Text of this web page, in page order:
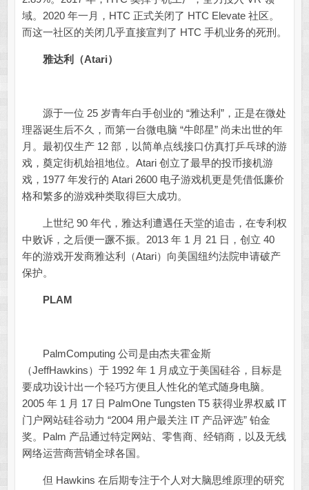
域。2020 年一月，HTC 正式关闭了 HTC Elevate 社区。
而这一社区的关闭几乎直接宣判了 HTC 手机业务的死刑。
雅达利（Atari）
源于一位 25 岁青年白手创业的 “雅达利”，正是在微处
理器诞生后不久，而第一台微电脑 “牛郎星” 尚未出世的年
月。最初仅生产 12 部，以简单点线接口仿真打乒乓球的游
戏，奠定街机始祖地位。Atari 创立了最早的投币接机游
戏，1977 年发行的 Atari 2600 电子游戏机更是凭借低廉价
格和繁多的游戏种类取得巨大成功。
上世纪 90 年代，雅达利遭遇任天堂的追击，在专利权
中败诉，之后便一蹶不振。2013 年 1 月 21 日，创立 40
年的游戏开发商雅达利（Atari）向美国纽约法院申请破产
保护。
PLAM
PalmComputing 公司是由杰夫霍金斯
（JeffHawkins）于 1992 年 1 月成立于美国硅谷，目标是
要成功设计出一个轻巧方便且人性化的笔式随身电脑。
2005 年 1 月 17 日 PalmOne Tungsten T5 获得业界权威 IT
门户网站硅谷动力 “2004 用户最关注 IT 产品评选” 铂金
奖。Palm 产品通过特定网站、零售商、经销商，以及无线
网络运营商营销全球各国。
但 Hawkins 在后期专注于个人对大脑思维原理的研究